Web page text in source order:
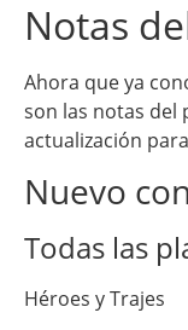
Notas
Ahora que ya
son las notas del
actualización
Nuevo
Todas las
Héroes y Trajes